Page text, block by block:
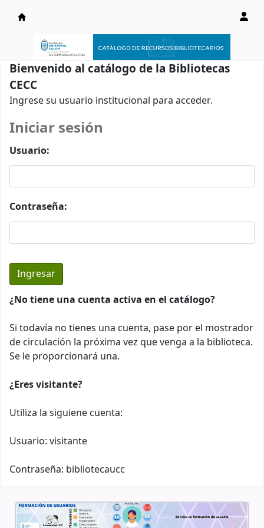
Catálogo en línea
Bienvenido al catálogo de la Bibliotecas
CECC
Ingrese su usuario institucional para acceder.
Iniciar sesión
Usuario:
Contraseña:
¿No tiene una cuenta activa en el catálogo?
Si todavía no tienes una cuenta, pase por el mostrador
de circulación la próxima vez que venga a la biblioteca.
Se le proporcionará una.
¿Eres visitante?
Utiliza la siguiene cuenta:
Usuario: visitante
Contraseña: bibliotecaucc